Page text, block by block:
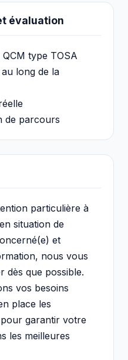
évaluation
type TOSA
long de la
de parcours
particulière à
situation de
et
nous vous
dès que possible.
vos besoins
place les
garantir votre
les meilleures